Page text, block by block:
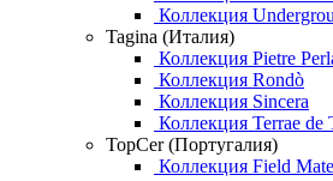
Коллекция
Tagina (Италия)
Коллекция Pietre
Коллекция Rondò
Коллекция Sincera
Коллекция Terrae de
TopCer (Португалия)
Коллекция Field